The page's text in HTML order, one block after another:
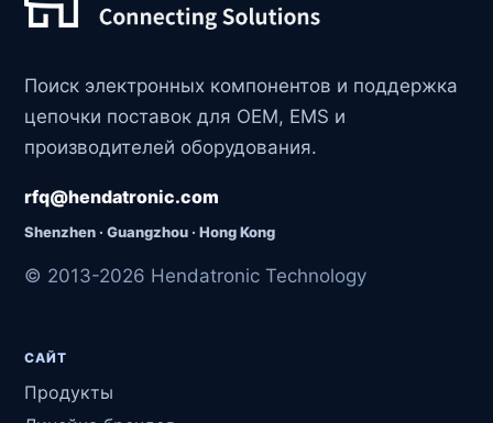
Поиск электронных компонентов и поддержка
цепочки поставок для OEM, EMS и
производителей оборудования.
rfq@hendatronic.com
Shenzhen · Guangzhou · Hong Kong
© 2013-2026 Hendatronic Technology
САЙТ
Продукты